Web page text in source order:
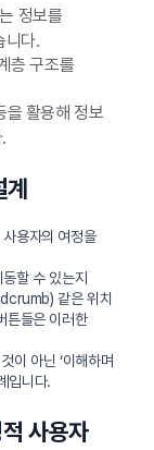
정보를
니다.
층 구조를
을 활용해 정보
계
용자의 여정을
할 수 있는지
같은 위치
튼들은 이러한
이 아닌 ‘이해하며
입니다.
사용자